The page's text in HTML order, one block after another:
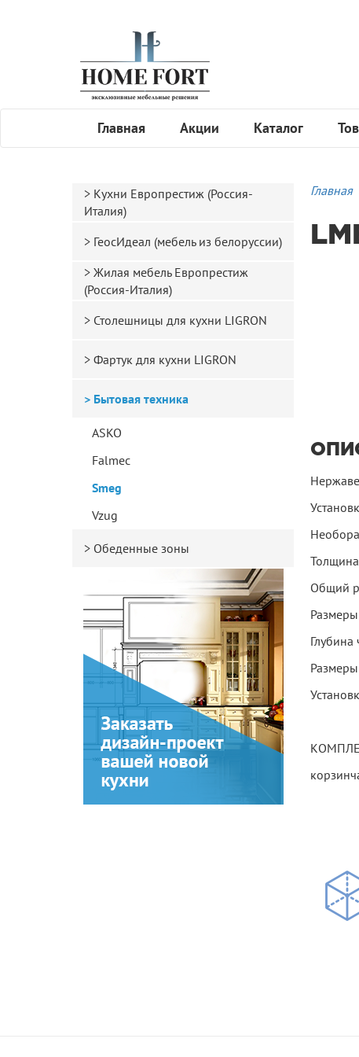
Главная Акции Каталог
Главная
Кухни Европрестиж (Россия-
Италия)
ГеосИдеал (мебель из белоруссии)
Жилая мебель Европрестиж
(Россия-Италия)
Столешницы для кухни LIGRON
Фартук для кухни LIGRON
Бытовая техника
ASKO
Falmec
Smeg
Vzug
Обеденные зоны
Общий